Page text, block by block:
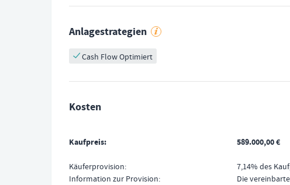
Anlagestrategien
Cash Flow Optimiert
Kosten
Kaufpreis 589.000,00 €
Käuferprovision
7,14% des
Information zur Provision
Die